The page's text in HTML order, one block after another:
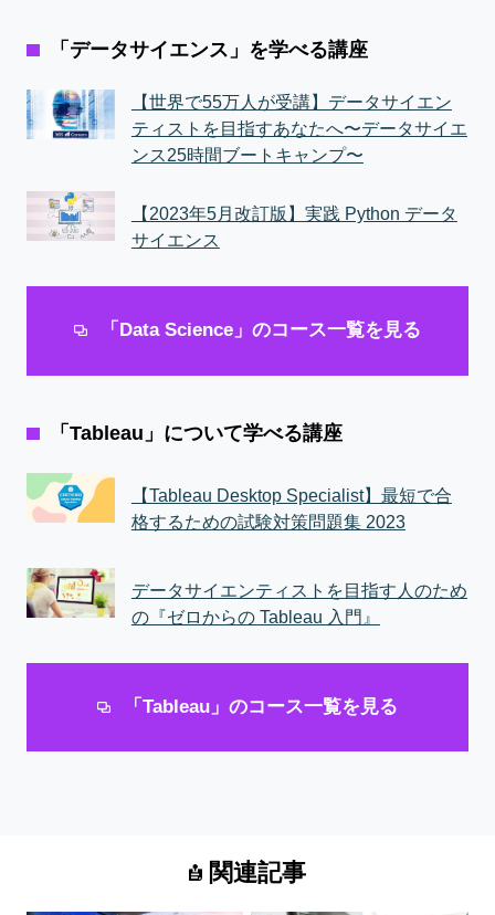
「データサイエンス」を学べる講座
【世界で55万人が受講】データサイエン
ティストを目指すあなたへ〜データサイエ
ンス25時間ブートキャンプ〜
【2023年5月改訂版】実践 Python データ
サイエンス
「Data Science」のコース一覧を見る
「Tableau」について学べる講座
【Tableau Desktop Specialist】最短で合
格するための試験対策問題集 2023
データサイエンティストを目指す人のため
の『ゼロからの Tableau 入門』
「Tableau」のコース一覧を見る
関連記事